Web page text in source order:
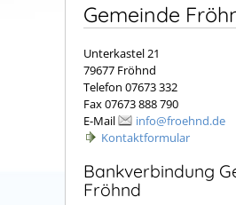
Gemeinde
Unterkastel 21
79677 Fröhnd
Telefon 07673 332
Fax 07673 888 790
E-Mail
info@froehnd.de
Kontaktformular
Bankverbindung
Fröhnd